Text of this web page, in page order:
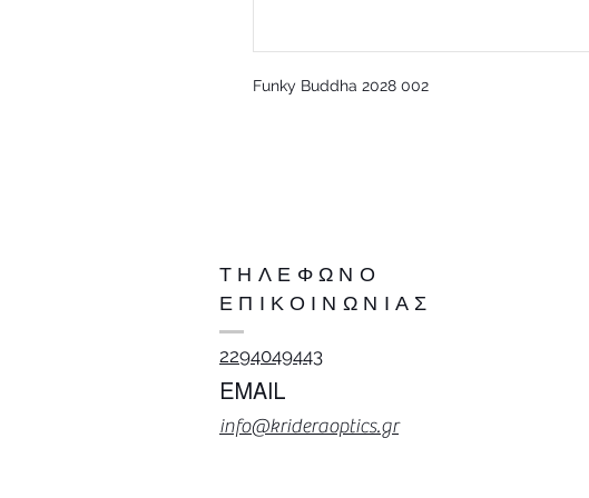
Funky Buddha 2028 002
ΤΗΛΕΦΩΝΟ
ΕΠΙΚΟΙΝΩΝΙΑΣ
2294049443
EMAIL
info@krideraoptics.gr